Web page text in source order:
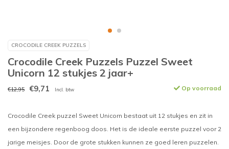
CROCODILE CREEK PUZZELS
Crocodile Creek Puzzels Puzzel Sweet
Unicorn 12 stukjes 2 jaar+
€12,95 €9,71 Incl. btw Op voorraad
Crocodile Creek puzzel Sweet Unicorn bestaat uit 12 stukjes en zit in
een bijzondere regenboog doos. Het is de ideale eerste puzzel voor 2
jarige meisjes. Door de grote stukken kunnen ze goed leren puzzelen.